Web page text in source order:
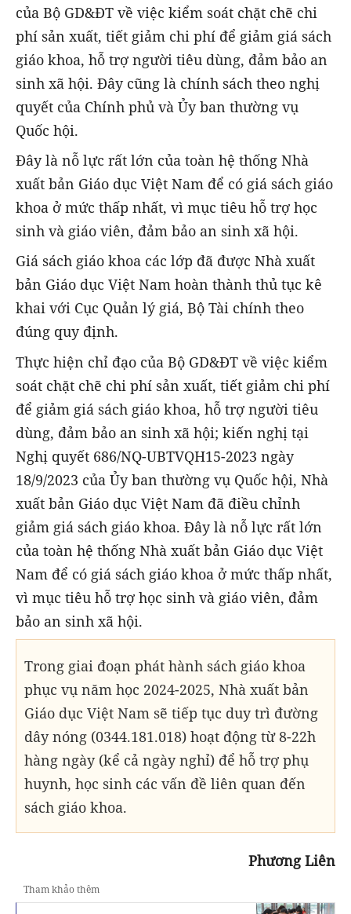
của Bộ GD&ĐT về việc kiểm soát chặt chẽ chi
phí sản xuất, tiết giảm chi phí để giảm giá sách
giáo khoa, hỗ trợ người tiêu dùng, đảm bảo an
sinh xã hội. Đây cũng là chính sách theo nghị
quyết của Chính phủ và Ủy ban thường vụ
Quốc hội.
Đây là nỗ lực rất lớn của toàn hệ thống Nhà
xuất bản Giáo dục Việt Nam để có giá sách giáo
khoa ở mức thấp nhất, vì mục tiêu hỗ trợ học
sinh và giáo viên, đảm bảo an sinh xã hội.
Giá sách giáo khoa các lớp đã được Nhà xuất
bản Giáo dục Việt Nam hoàn thành thủ tục kê
khai với Cục Quản lý giá, Bộ Tài chính theo
đúng quy định.
Thực hiện chỉ đạo của Bộ GD&ĐT về việc kiểm
soát chặt chẽ chi phí sản xuất, tiết giảm chi phí
để giảm giá sách giáo khoa, hỗ trợ người tiêu
dùng, đảm bảo an sinh xã hội; kiến nghị tại
Nghị quyết 686/NQ-UBTVQH15-2023 ngày
18/9/2023 của Ủy ban thường vụ Quốc hội, Nhà
xuất bản Giáo dục Việt Nam đã điều chỉnh
giảm giá sách giáo khoa. Đây là nỗ lực rất lớn
của toàn hệ thống Nhà xuất bản Giáo dục Việt
Nam để có giá sách giáo khoa ở mức thấp nhất,
vì mục tiêu hỗ trợ học sinh và giáo viên, đảm
bảo an sinh xã hội.
Trong giai đoạn phát hành sách giáo khoa
phục vụ năm học 2024-2025, Nhà xuất bản
Giáo dục Việt Nam sẽ tiếp tục duy trì đường
dây nóng (0344.181.018) hoạt động từ 8-22h
hàng ngày (kể cả ngày nghỉ) để hỗ trợ phụ
huynh, học sinh các vấn đề liên quan đến
sách giáo khoa.
Phương Liên
Tham khảo thêm